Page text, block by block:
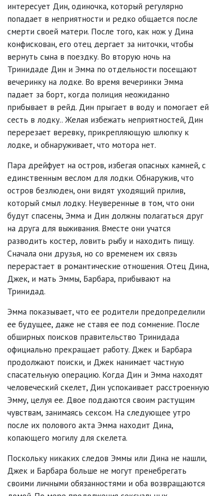
интересует Дин, одиночка, который регулярно
попадает в неприятности и редко общается после
смерти своей матери. После того, как нож у Дина
конфискован, его отец дергает за ниточки, чтобы
вернуть сына в поездку. Во вторую ночь на
Тринидаде Дин и Эмма по отдельности посещают
вечеринку на лодке. Во время вечеринки Эмма
падает за борт, когда полиция неожиданно
прибывает в рейд. Дин прыгает в воду и помогает ей
сесть в лодку.. Желая избежать неприятностей, Дин
перерезает веревку, прикрепляющую шлюпку к
лодке, и обнаруживает, что мотора нет.
Пара дрейфует на остров, избегая опасных камней, с
единственным веслом для лодки. Обнаружив, что
остров безлюден, они видят уходящий прилив,
который смыл лодку. Неуверенные в том, что они
будут спасены, Эмма и Дин должны полагаться друг
на друга для выживания. Вместе они учатся
разводить костер, ловить рыбу и находить пищу.
Сначала они друзья, но со временем их связь
перерастает в романтические отношения. Отец Дина,
Джек, и мать Эммы, Барбара, прибывают на
Тринидад.
Эмма показывает, что ее родители предопределили
ее будущее, даже не ставя ее под сомнение. После
обширных поисков правительство Тринидада
официально прекращает работу. Джек и Барбара
продолжают поиски, и Джек нанимает частную
спасательную операцию. Когда Дин и Эмма находят
человеческий скелет, Дин успокаивает расстроенную
Эмму, целуя ее. Двое поддаются своим растущим
чувствам, занимаясь сексом. На следующее утро
после их полового акта Эмма находит Дина,
копающего могилу для скелета.
Поскольку никаких следов Эммы или Дина не нашли,
Джек и Барбара больше не могут пренебрегать
своими личными обязанностями и оба возвращаются